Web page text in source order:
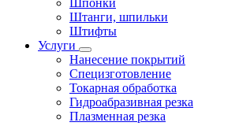
Штанги, шпильки
Штифты
Услуги
Нанесение покрытий
Специзготовление
Токарная обработка
Гидроабразивная резка
Плазменная резка